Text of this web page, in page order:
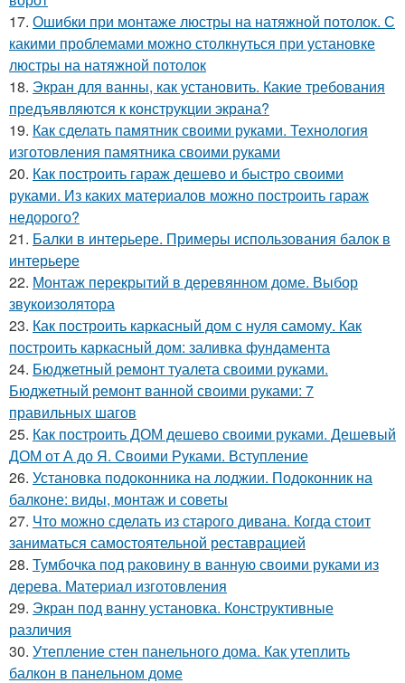
17. Ошибки при монтаже люстры на натяжной потолок. С
какими проблемами можно столкнуться при установке
люстры на натяжной потолок
18. Экран для ванны, как установить. Какие требования
предъявляются к конструкции экрана?
19. Как сделать памятник своими руками. Технология
изготовления памятника своими руками
20. Как построить гараж дешево и быстро своими
руками. Из каких материалов можно построить гараж
недорого?
21. Балки в интерьере. Примеры использования балок в
интерьере
22. Монтаж перекрытий в деревянном доме. Выбор
звукоизолятора
23. Как построить каркасный дом с нуля самому. Как
построить каркасный дом: заливка фундамента
24. Бюджетный ремонт туалета своими руками.
Бюджетный ремонт ванной своими руками: 7
правильных шагов
25. Как построить ДОМ дешево своими руками. Дешевый
ДОМ от А до Я. Своими Руками. Вступление
26. Установка подоконника на лоджии. Подоконник на
балконе: виды, монтаж и советы
27. Что можно сделать из старого дивана. Когда стоит
заниматься самостоятельной реставрацией
28. Тумбочка под раковину в ванную своими руками из
дерева. Материал изготовления
29. Экран под ванну установка. Конструктивные
различия
30. Утепление стен панельного дома. Как утеплить
балкон в панельном доме